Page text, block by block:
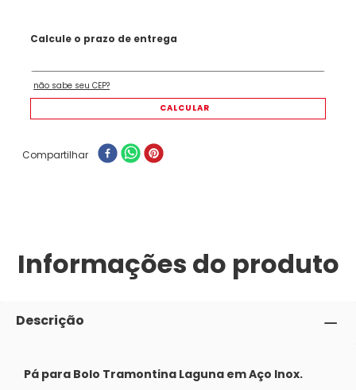
Compartilhar
Informações do produto
Descrição
Pá para Bolo Tramontina Laguna em Aço Inox.